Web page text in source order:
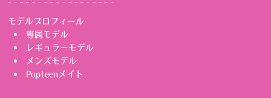
モデルプロフィール
専属モデル
レギュラーモデル
メンズモデル
Popteenメイト